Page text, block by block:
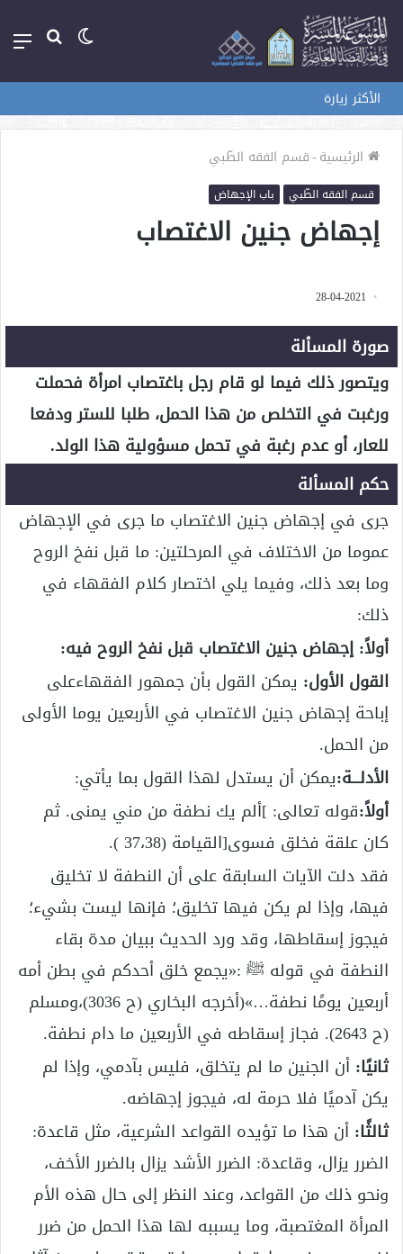
بحث الوضع
الأكثر زيارة
الرئيسية-قسم الفقه الطّبي
قسم الفقه الطّبي باب الإجهاض
إجهاض جنين الاغتصاب
28-04-2021
صورة المسألة
ويتصور ذلك فيما لو قام رجل باغتصاب امرأة فحملت
ورغبت في التخلص من هذا الحمل، طلبا للستر ودفعا
للعار، أو عدم رغبة في تحمل مسؤولية هذا الولد.
حكم المسألة
جرى في إجهاض جنين الاغتصاب ما جرى في الإجهاض
عموما من الاختلاف في المرحلتين: ما قبل نفخ الروح
وما بعد ذلك، وفيما يلي اختصار كلام الفقهاء في
ذلك:
أولاً: إجهاض جنين الاغتصاب قبل نفخ الروح فيه:
القول الأول: يمكن القول بأن جمهور الفقهاءعلى
إباحة إجهاض جنين الاغتصاب في الأربعين يوما الأولى
من الحمل.
الأدلـــة:يمكن أن يستدل لهذا القول بما يأتي:
أولاً:قوله تعالى: ]ألم يك نطفة من مني يمنى. ثم
كان علقة فخلق فسوى[القيامة (37،38 ).
فقد دلت الآيات السابقة على أن النطفة لا تخليق
فيها، وإذا لم يكن فيها تخليق؛ فإنها ليست بشيء؛
فيجوز إسقاطها، وقد ورد الحديث ببيان مدة بقاء
النطفة في قوله ﷺ :«يجمع خلق أحدكم في بطن أمه
أربعين يومًا نطفة…»(أخرجه البخاري (ح 3036)،ومسلم
(ح 2643). فجاز إسقاطه في الأربعين ما دام نطفة.
ثانيًا: أن الجنين ما لم يتخلق، فليس بآدمي، وإذا لم
يكن آدميًا فلا حرمة له، فيجوز إجهاضه.
ثالثًا: أن هذا ما تؤيده القواعد الشرعية، مثل قاعدة:
الضرر يزال، وقاعدة: الضرر الأشد يزال بالضرر الأخف،
ونحو ذلك من القواعد، وعند النظر إلى حال هذه الأم
المرأة المغتصبة، وما يسببه لها هذا الحمل من ضرر